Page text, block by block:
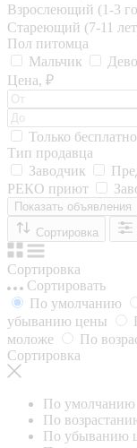
Взрослеющий (1-3
Стареющий (7-11
Пол питомца
Мальчик
Цена, ₽
Только бесплатно
Тип продавца
Заводчик
РЕКО приют
Показать объявления
Сортировка
Сортировка
Сортировать
По умолчанию
убыванию цены
моложе
По
Сортировка
По умолчанию
По
По убыванию